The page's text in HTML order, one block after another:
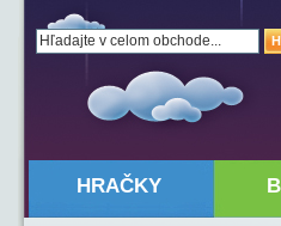
HRAČKY